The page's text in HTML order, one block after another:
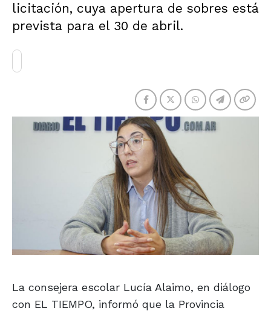
licitación, cuya apertura de sobres está
prevista para el 30 de abril.
La consejera escolar Lucía Alaimo, en diálogo
con EL TIEMPO, informó que la Provincia